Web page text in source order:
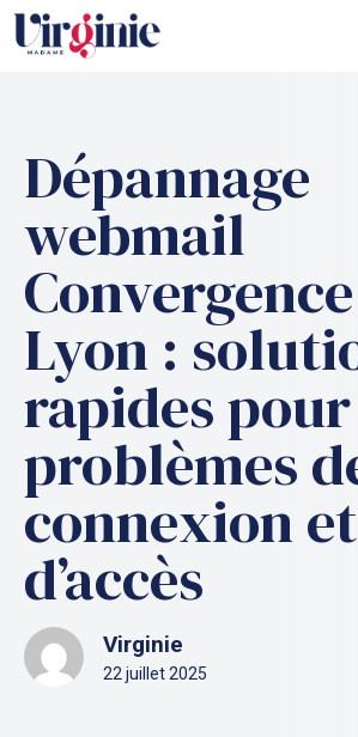
Aller
au
Dépannage
webmail
Lyon :
rapides pour
problèmes
connexion et
d’accès
Virginie
22 juillet 2025